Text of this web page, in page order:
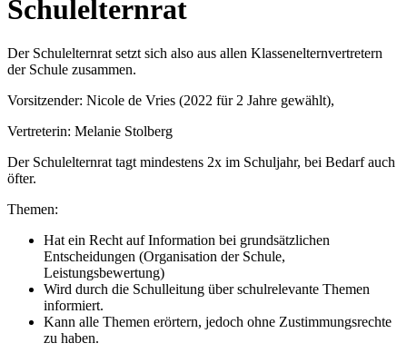
Schulelternrat
Der Schulelternrat setzt sich also aus allen Klassenelternvertretern
der Schule zusammen.
Vorsitzender: Nicole de Vries (2022 für 2 Jahre gewählt),
Vertreterin: Melanie Stolberg
Der Schulelternrat tagt mindestens 2x im Schuljahr, bei Bedarf auch
öfter.
Themen:
Hat ein Recht auf Information bei grundsätzlichen
Entscheidungen (Organisation der Schule,
Leistungsbewertung)
Wird durch die Schulleitung über schulrelevante Themen
informiert.
Kann alle Themen erörtern, jedoch ohne Zustimmungsrechte
zu haben.